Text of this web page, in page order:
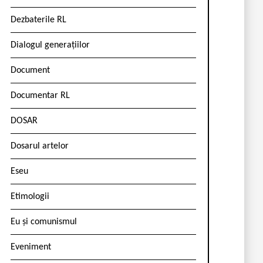
Dezbaterile RL
Dialogul generațiilor
Document
Documentar RL
DOSAR
Dosarul artelor
Eseu
Etimologii
Eu și comunismul
Eveniment